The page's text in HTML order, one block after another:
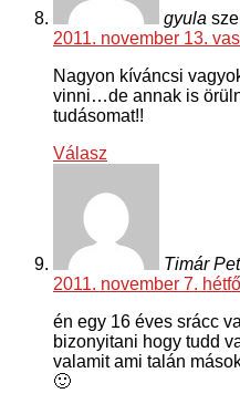
gyula
2011. november 13.
Nagyon kíváncsi
vinni…de annak is
tudásomat!!
Válasz
Timár
2011. november 7.
én egy 16 éves srácc
bizonyitani hogy tudd
valamit ami talán
🙂